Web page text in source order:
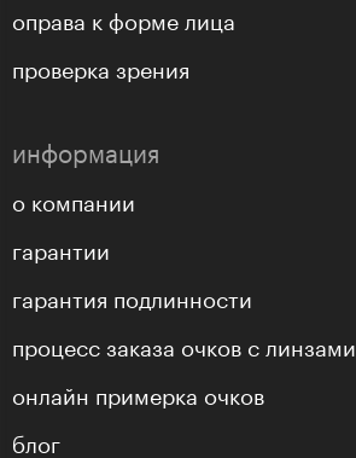
оправа к форме лица
проверка зрения
информация
о компании
гарантии
гарантия подлинности
процесс заказа очков с линзами
онлайн примерка очков
блог